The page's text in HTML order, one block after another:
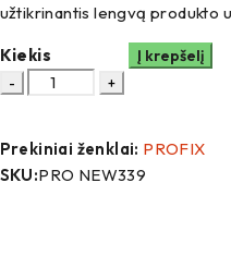
užtikrinantis lengvą produkto
Kiekis Į krepšelį
Prekiniai ženklai: PROFIX
SKU:PRO NEW339